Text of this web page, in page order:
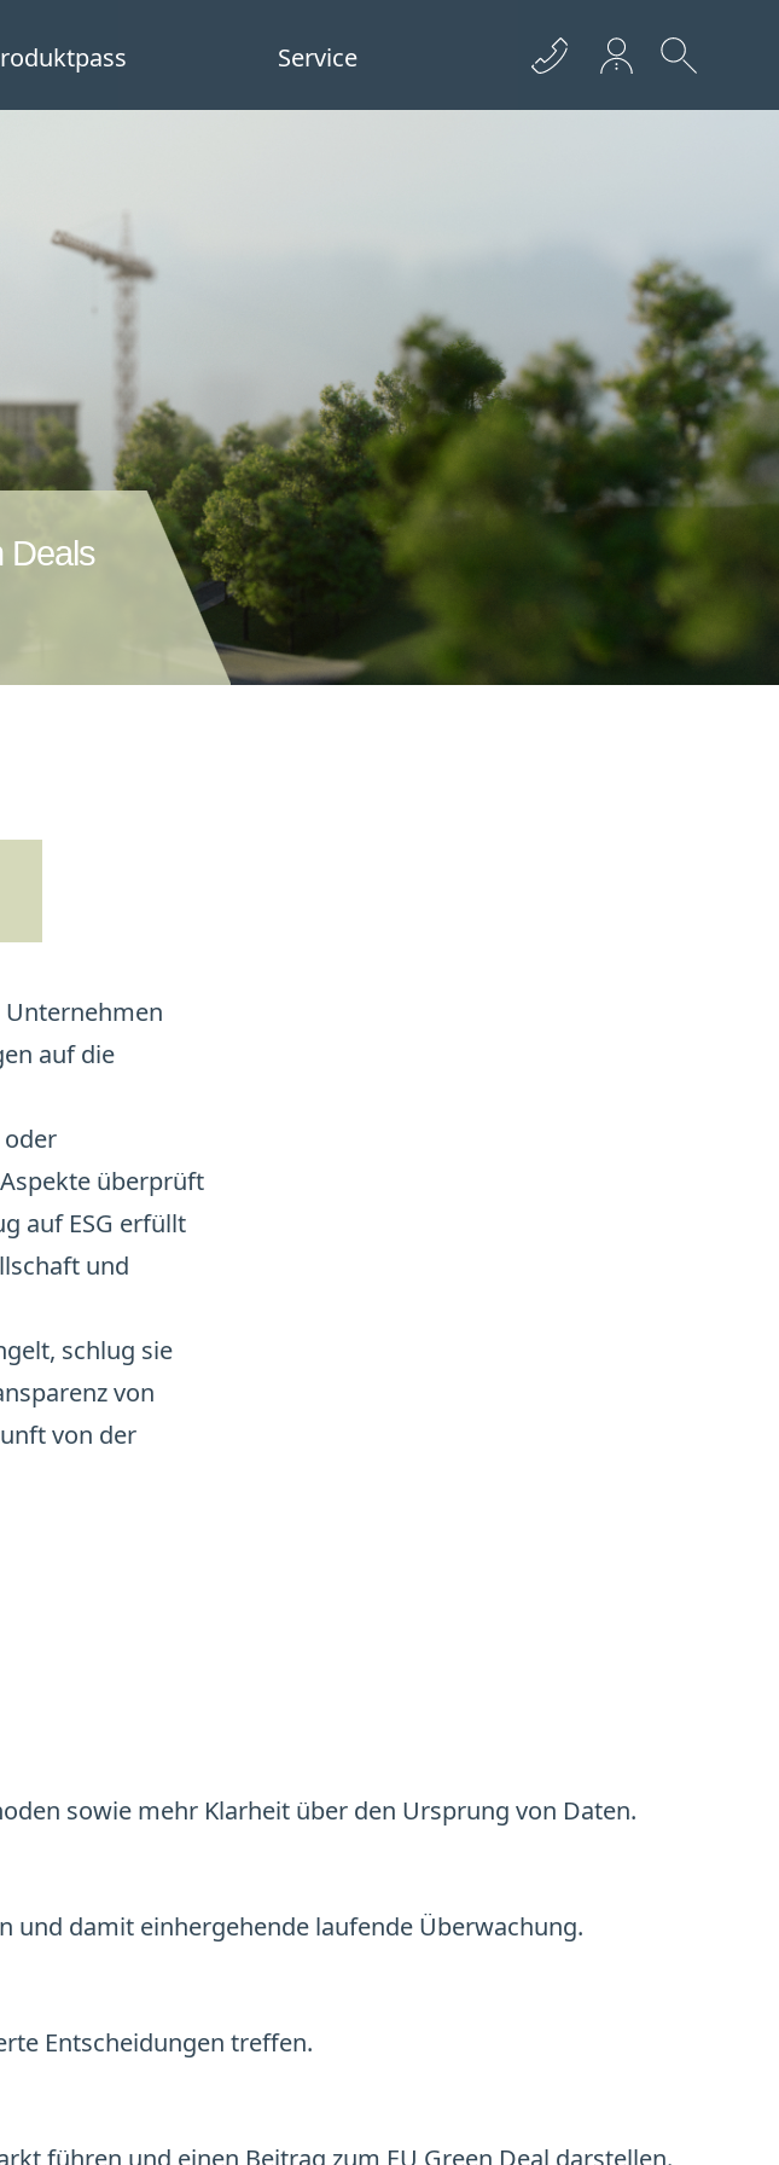
Service
Deals
Unternehmen
auf die
oder
überprüft
auf ESG erfüllt
und
schlug sie
von
von der
sowie mehr Klarheit über den Ursprung von Daten.
und damit einhergehende laufende Überwachung.
Entscheidungen treffen.
führen und einen Beitrag zum EU Green Deal darstellen.